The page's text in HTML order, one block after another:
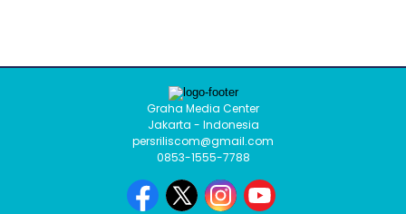
Graha Media Center
Jakarta - Indonesia
persriliscom@gmail.com
0853-1555-7788